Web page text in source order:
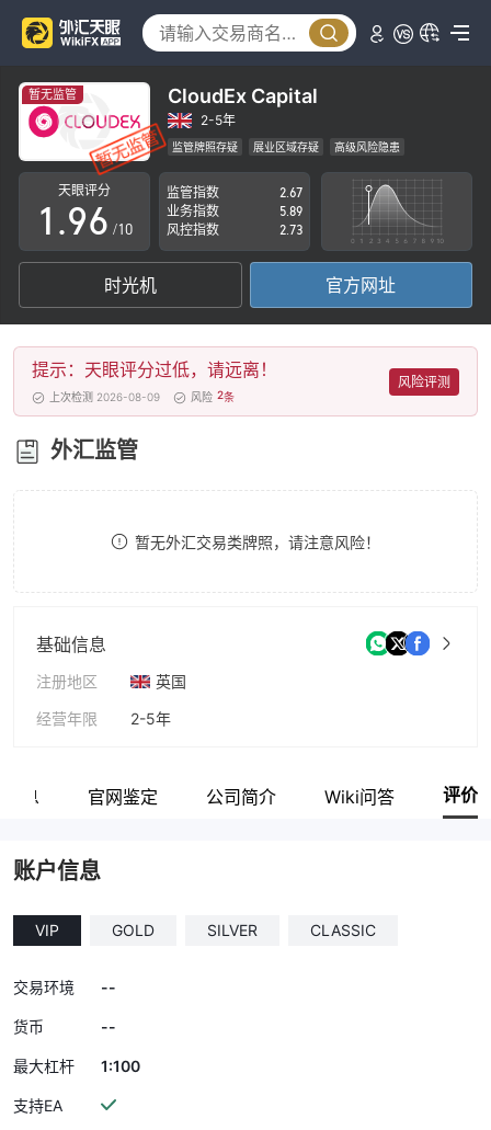
暂无监管 CloudEx Capital
2-5年
监管牌照存疑 展业区域存疑 高级风险隐患
天眼评分
0
1
2
3
4
5
6
7
.
5
6
7
8
9
2
3
4
5
6
7
8
9
/10
监管指数
2.67
业务指数
5.89
风控指数
2.73
时光机 官方网址
提示：天眼评分过低，请远离！
上次检测 2026-08-09 风险 2条
风险评测
外汇监管
暂无外汇交易类牌照，请注意风险！
基础信息
注册地区
英国
经营年限
2-5年
息 官网鉴定 公司简介 Wiki问答 评价
账户信息
VIP GOLD SILVER CLASSIC
交易环境 --
货币 --
最大杠杆 1:100
支持EA